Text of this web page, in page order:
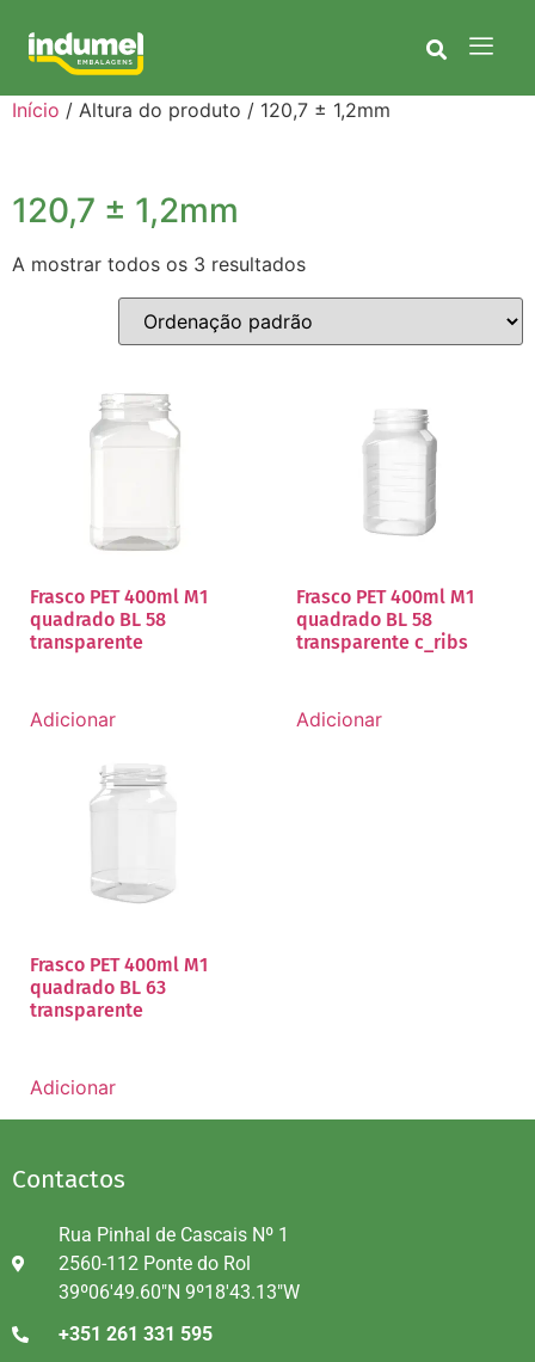
Início / Altura do produto / 120,7 ± 1,2mm
120,7 ± 1,2mm
A mostrar todos os 3 resultados
Frasco PET 400ml M1
quadrado BL 58
transparente
Adicionar
Frasco PET 400ml M1
quadrado BL 58
transparente c_ribs
Adicionar
Frasco PET 400ml M1
quadrado BL 63
transparente
Adicionar
Contactos
Rua Pinhal de Cascais Nº 1
2560-112 Ponte do Rol
39º06'49.60"N 9º18'43.13"W
+351 261 331 595